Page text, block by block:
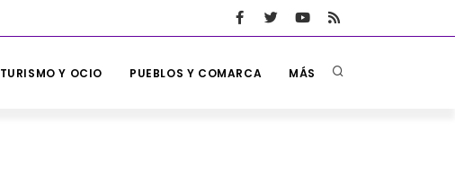
TURISMO Y OCIO PUEBLOS Y COMARCA MÁS